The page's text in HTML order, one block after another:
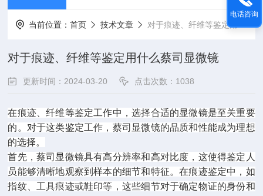
当前位置：首页 技术文章 对于痕迹、纤维等鉴定用什么蔡司显微镜
对于痕迹、纤维等鉴定用什么蔡司显微镜
更新时间：2024-03-20 点击次数：1038
在痕迹、纤维等鉴定工作中，选择合适的显微镜是至关重要
的。对于这类鉴定工作，蔡司显微镜的品质和性能成为理想
的选择。
首先，蔡司显微镜具有高分辨率和高对比度，这使得鉴定人
员能够清晰地观察到样本的细节和特征。在痕迹鉴定中，如
指纹、工具痕迹或鞋印等，这些细节对于确定物证的身份和
电话咨询